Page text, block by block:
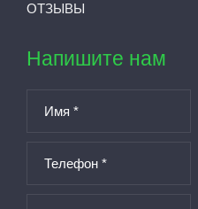
ОТЗЫВЫ
Напишите нам